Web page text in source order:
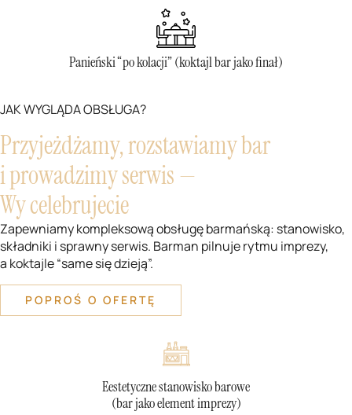
Panieński “po kolacji” (koktajl bar jako finał)
JAK WYGLĄDA OBSŁUGA?
Przyjeżdżamy, rozstawiamy bar
i prowadzimy serwis —
Wy celebrujecie
Zapewniamy kompleksową obsługę barmańską: stanowisko,
składniki i sprawny serwis. Barman pilnuje rytmu imprezy,
a koktajle “same się dzieją”.
POPROŚ O OFERTĘ
Eestetyczne stanowisko barowe
(bar jako element imprezy)